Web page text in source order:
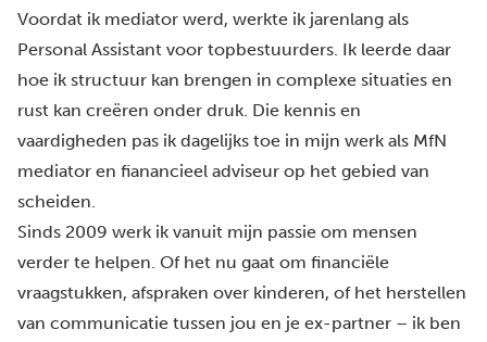
Voordat ik mediator werd, werkte ik jarenlang als
Personal Assistant voor topbestuurders. Ik leerde daar
hoe ik structuur kan brengen in complexe situaties en
rust kan creëren onder druk. Die kennis en
vaardigheden pas ik dagelijks toe in mijn werk als MfN
mediator en fianancieel adviseur op het gebied van
scheiden.
Sinds 2009 werk ik vanuit mijn passie om mensen
verder te helpen. Of het nu gaat om financiële
vraagstukken, afspraken over kinderen, of het herstellen
van communicatie tussen jou en je ex-partner – ik ben